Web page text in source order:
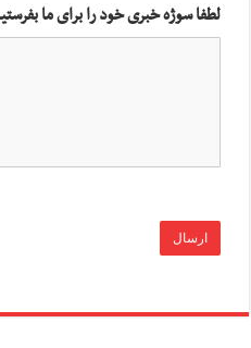
لطفا سوژه خبری خود را برای ما